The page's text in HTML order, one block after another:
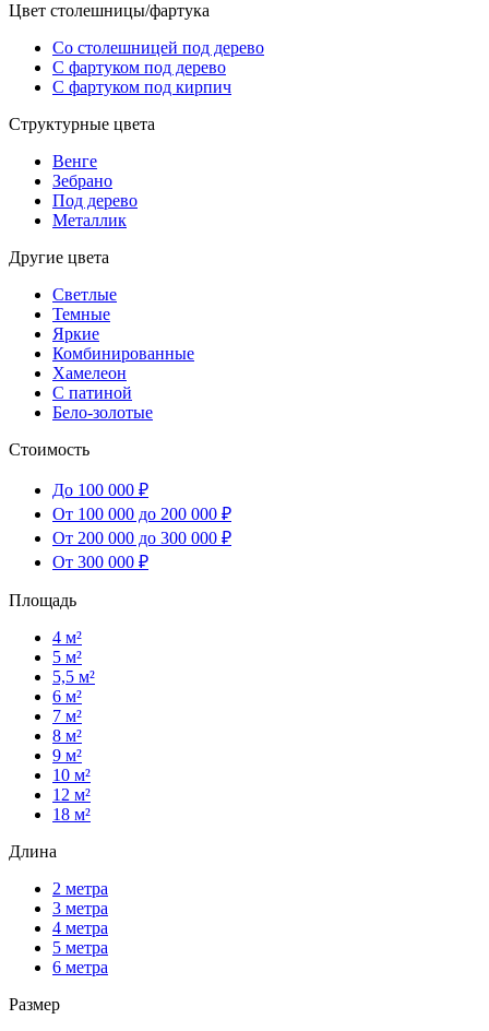
Цвет столешницы/фартука
Со столешницей под дерево
С фартуком под дерево
С фартуком под кирпич
Структурные цвета
Венге
Зебрано
Под дерево
Металлик
Другие цвета
Светлые
Темные
Яркие
Комбинированные
Хамелеон
С патиной
Бело-золотые
Стоимость
До 100 000 ₽
От 100 000 до 200 000 ₽
От 200 000 до 300 000 ₽
От 300 000 ₽
Площадь
4 м²
5 м²
5,5 м²
6 м²
7 м²
8 м²
9 м²
10 м²
12 м²
18 м²
Длина
2 метра
3 метра
4 метра
5 метра
6 метра
Размер